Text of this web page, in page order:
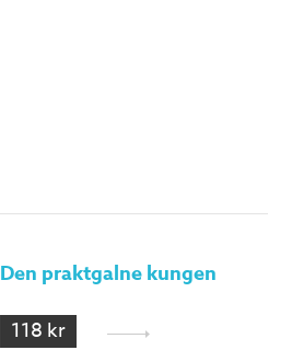
Den praktgalne kungen
118 kr